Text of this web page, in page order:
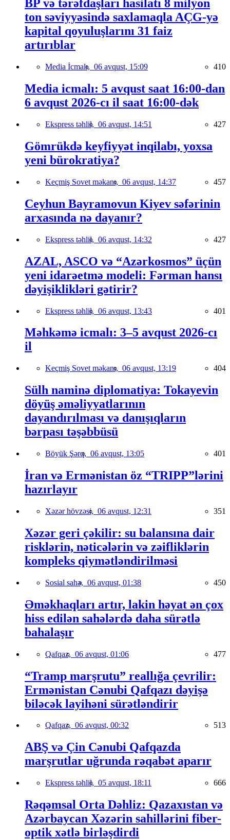
BP və tərəfdaşları hasilatı 8 milyon
ton səviyyəsində saxlamaqla AÇG-yə
kapital qoyuluşlarını 31 faiz
artırıblar
Media İcmalı, 06 avqust, 15:09 410
Media icmalı: 5 avqust saat 16:00-dan
6 avqust 2026-cı il saat 16:00-dək
Ekspress təhlil, 06 avqust, 14:51 427
Gömrükdə keyfiyyət inqilabı, yoxsa
yeni bürokratiya?
Keçmiş Sovet məkanı, 06 avqust, 14:37 457
Ceyhun Bayramovun Kiyev səfərinin
arxasında nə dayanır?
Ekspress təhlil, 06 avqust, 14:32 427
AZAL, ASCO və “Azərkosmos” üçün
yeni idarəetmə modeli: Fərman hansı
dəyişiklikləri gətirir?
Ekspress təhlil, 06 avqust, 13:43 401
Məhkəmə icmalı: 3–5 avqust 2026-cı
il
Keçmiş Sovet məkanı, 06 avqust, 13:19 404
Sülh naminə diplomatiya: Tokayevin
döyüş əməliyyatlarının
dayandırılması və danışıqların
bərpası təşəbbüsü
Böyük Şərq, 06 avqust, 13:05 401
İran və Ermənistan öz “TRIPP”lərini
hazırlayır
Xəzər hövzəsi, 06 avqust, 12:31 351
Xəzər geri çəkilir: su balansına dair
risklərin, nəticələrin və zəifliklərin
kompleks qiymətləndirilməsi
Sosial sahə, 06 avqust, 01:38 450
Əməkhaqları artır, lakin həyat ən çox
hiss edilən sahələrdə daha sürətlə
bahalaşır
Qafqaz, 06 avqust, 01:06 477
“Tramp marşrutu” reallığa çevrilir:
Ermənistan Cənubi Qafqazı dəyişə
biləcək layihəni sürətləndirir
Qafqaz, 06 avqust, 00:32 513
ABŞ və Çin Cənubi Qafqazda
marşrutlar uğrunda rəqabət aparır
Ekspress təhlil, 05 avqust, 18:11 666
Rəqəmsal Orta Dəhliz: Qazaxıstan və
Azərbaycan Xəzərin sahillərini fiber-
optik xətlə birləşdirdi